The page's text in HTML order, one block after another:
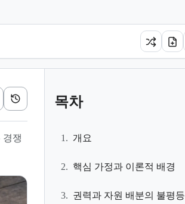
쟁
목차
1. 개요
2. 핵심 가정과 이론적 배경
3. 권력과 자원 배분의 불평등